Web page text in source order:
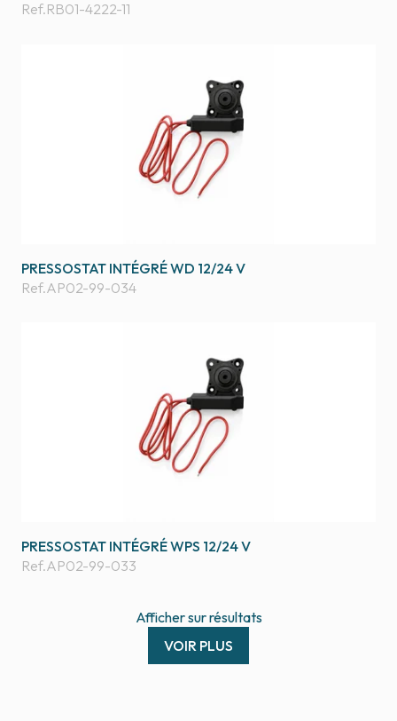
Ref.RB01-4222-11
PRESSOSTAT INTÉGRÉ WD 12/24 V
Ref.AP02-99-034
PRESSOSTAT INTÉGRÉ WPS 12/24 V
Ref.AP02-99-033
Affichersurrésultats
VOIR PLUS